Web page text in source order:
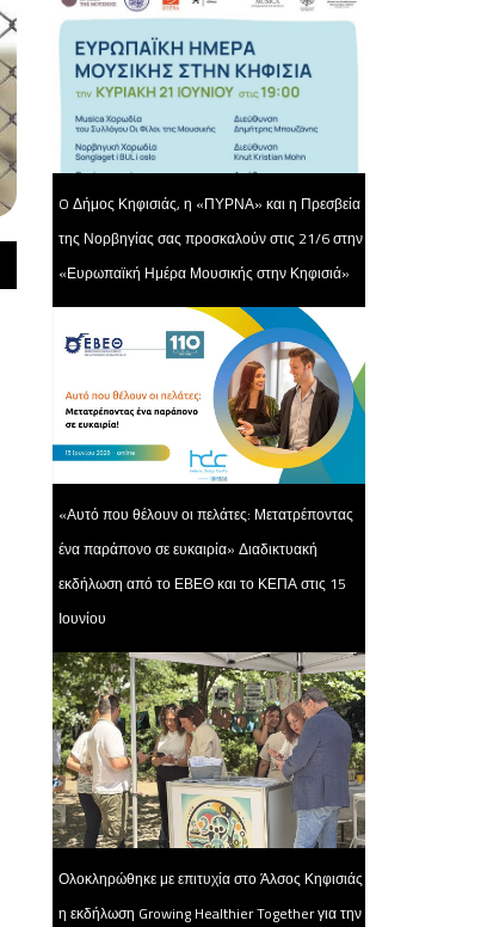
O Δήμος Κηφισιάς, η «ΠΥΡΝΑ» και η Πρεσβεία
της Νορβηγίας σας προσκαλούν στις 21/6 στην
«Ευρωπαϊκή Ημέρα Μουσικής στην Κηφισιά»
«Αυτό που θέλουν οι πελάτες: Μετατρέποντας
ένα παράπονο σε ευκαιρία» Διαδικτυακή
εκδήλωση από το ΕΒΕΘ και το ΚΕΠΑ στις 15
Ιουνίου
Ολοκληρώθηκε με επιτυχία στο Άλσος Κηφισιάς
η εκδήλωση Growing Healthier Together για την